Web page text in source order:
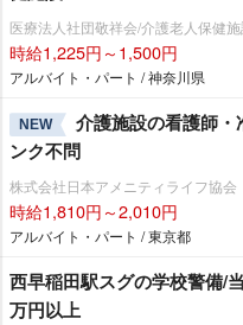
医療法人社団敬祥会/介護老人保健
時給1,225円～1,500円
アルバイト・パート / 神奈川県
NEW
介護施設の看護師
ンク不問
株式会社日本アメニティライフ協会
時給1,810円～2,010円
アルバイト・パート / 東京都
西早稲田駅スグの学校警備/
万円以上